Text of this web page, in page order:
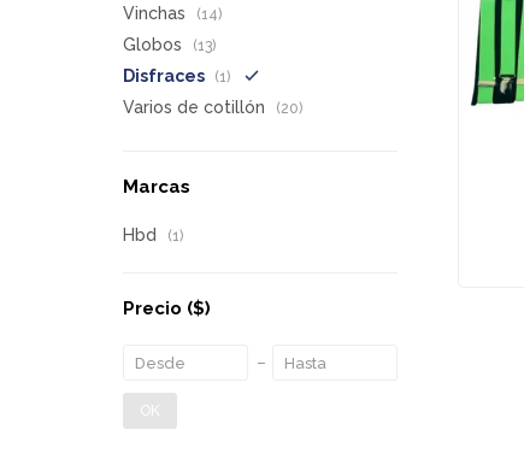
Vinchas (14)
Globos (13)
Disfraces (1)
Varios de cotillón (20)
Marcas
Hbd (1)
Precio ($)
OK